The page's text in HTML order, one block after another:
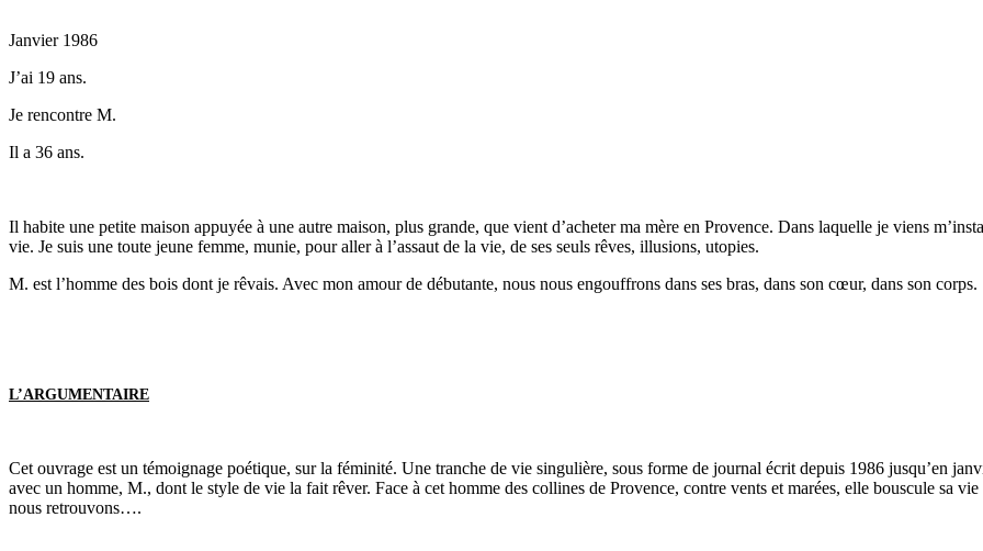
Janvier 1986
J’ai 19 ans.
Je rencontre M.
Il a 36 ans.
Il habite une petite maison appuyée à une autre maison, plus grande, que vient d’acheter ma mère en Provence. Dans laquelle je viens
vie. Je suis une toute jeune femme, munie, pour aller à l’assaut de la vie, de ses seuls rêves, illusions, utopies.
M. est l’homme des bois dont je rêvais. Avec mon amour de débutante, nous nous engouffrons dans ses bras, dans son cœur, dans son corps.
L’ARGUMENTAIRE
Cet ouvrage est un témoignage poétique, sur la féminité. Une tranche de vie singulière, sous forme de journal écrit depuis 1986 jusqu’en
avec un homme, M., dont le style de vie la fait rêver. Face à cet homme des collines de Provence, contre vents et marées, elle bouscule sa
nous retrouvons….